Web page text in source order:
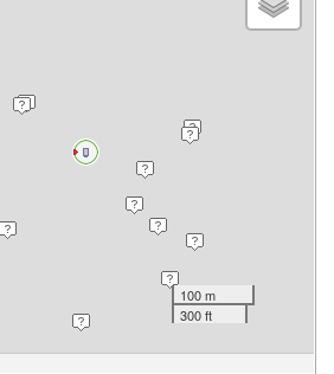
100 m
300 ft